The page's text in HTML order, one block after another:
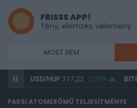
FRISSS APP!
Tény, elemzés, vélemény
MOST NEM
HUF 317,22 0,08% BITCOIN 64
PAKSI ATOMERŐMŰ TELJESÍTMÉNYE